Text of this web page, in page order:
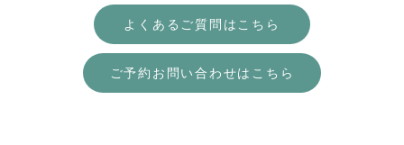
よくあるご質問はこちら
ご予約お問い合わせはこちら